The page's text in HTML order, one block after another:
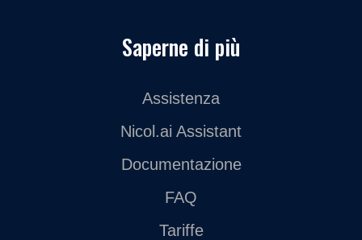
Saperne di più
Assistenza
Nicol.ai Assistant
Documentazione
FAQ
Tariffe